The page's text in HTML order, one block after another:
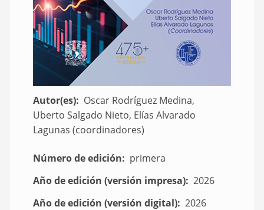
Autor(es)
Oscar Rodríguez Medina,
Uberto Salgado Nieto, Elías Alvarado
Lagunas (coordinadores)
Número de edición
primera
Año de edición (versión impresa) 2026
Año de edición (versión digital) 2026